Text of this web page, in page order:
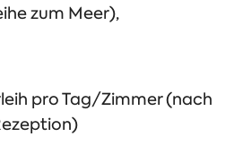
zum Meer),
pro Tag/Zimmer (nach